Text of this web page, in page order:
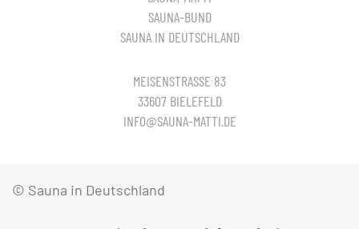
SAUNA-BUND
SAUNA IN DEUTSCHLAND
MEISENSTRASSE 83
33607 BIELEFELD
INFO@SAUNA-MATTI.DE
© Sauna in Deutschland